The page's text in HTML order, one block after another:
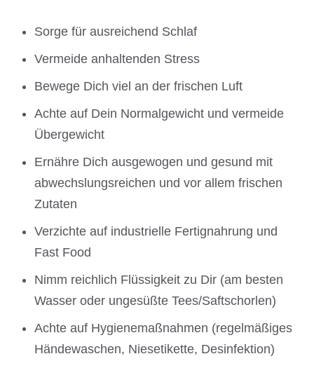
Sorge für ausreichend Schlaf
Vermeide anhaltenden Stress
Bewege Dich viel an der frischen Luft
Achte auf Dein Normalgewicht und vermeide
Übergewicht
Ernähre Dich ausgewogen und gesund mit
abwechslungsreichen und vor allem frischen
Zutaten
Verzichte auf industrielle Fertignahrung und
Fast Food
Nimm reichlich Flüssigkeit zu Dir (am besten
Wasser oder ungesüßte Tees/Saftschorlen)
Achte auf Hygienemaßnahmen (regelmäßiges
Händewaschen, Niesetikette, Desinfektion)